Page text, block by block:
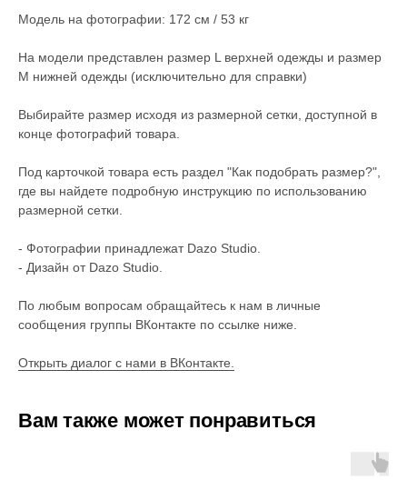
Модель на фотографии: 172 см / 53 кг
На модели представлен размер L верхней одежды и размер
М нижней одежды (исключительно для справки)
Выбирайте размер исходя из размерной сетки, доступной в
конце фотографий товара.
Под карточкой товара есть раздел "Как подобрать размер?",
где вы найдете подробную инструкцию по использованию
размерной сетки.
- Фотографии принадлежат Dazo Studio.
- Дизайн от Dazo Studio.
По любым вопросам обращайтесь к нам в личные
сообщения группы ВКонтакте по ссылке ниже.
Открыть диалог с нами в ВКонтакте.
Вам также может понравиться